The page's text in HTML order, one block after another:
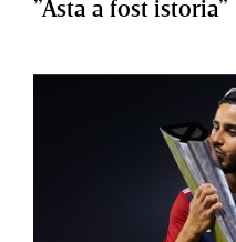
”Asta a fost istoria”